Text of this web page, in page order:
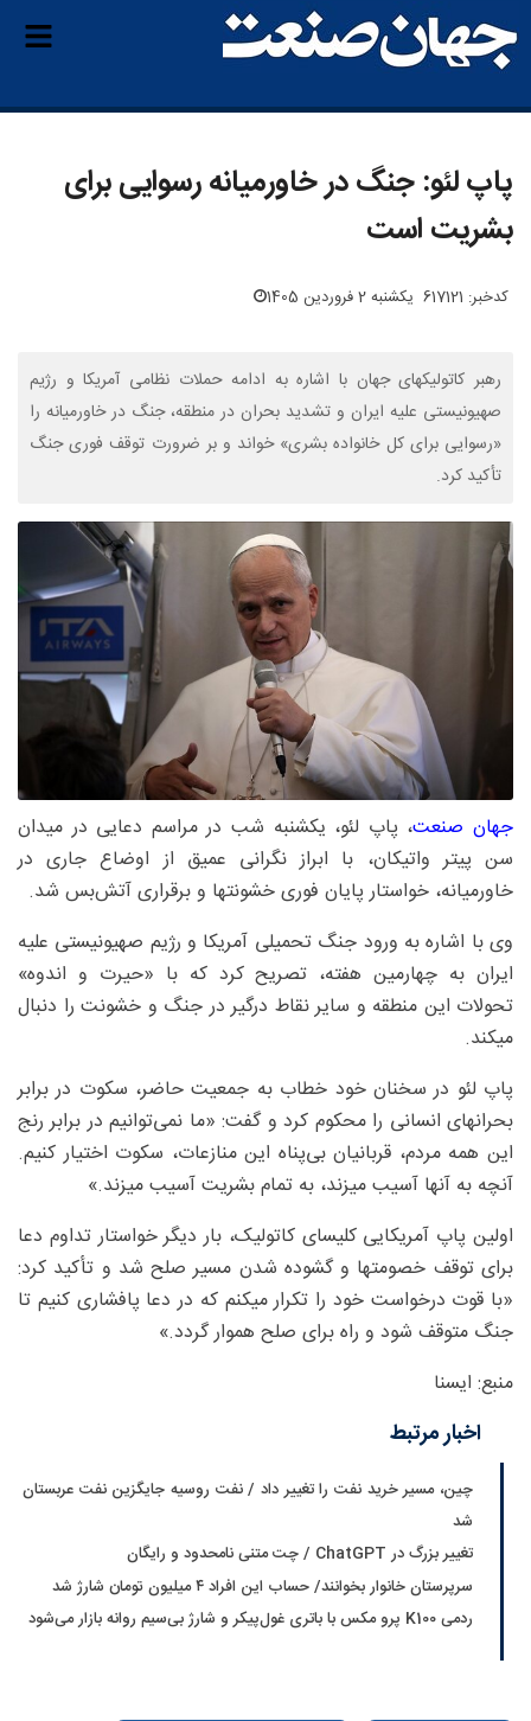
پاپ لئو: جنگ در خاورمیانه رسوایی برای
بشریت است
کدخبر: 617121 یکشنبه 2 فروردین 1405
رهبر کاتولیکهای جهان با اشاره به ادامه حملات نظامی آمریکا و رژیم
صهیونیستی علیه ایران و تشدید بحران در منطقه، جنگ در خاورمیانه را
«رسوایی برای کل خانواده بشری» خواند و بر ضرورت توقف فوری جنگ
تأکید کرد.
جهان صنعت، پاپ لئو، یکشنبه شب در مراسم دعایی در میدان
سن پیتر واتیکان، با ابراز نگرانی عمیق از اوضاع جاری در
خاورمیانه، خواستار پایان فوری خشونتها و برقراری آتش‌بس شد.
وی با اشاره به ورود جنگ تحمیلی آمریکا و رژیم صهیونیستی علیه
ایران به چهارمین هفته، تصریح کرد که با «حیرت و اندوه»
تحولات این منطقه و سایر نقاط درگیر در جنگ و خشونت را دنبال
میکند.
پاپ لئو در سخنان خود خطاب به جمعیت حاضر، سکوت در برابر
بحرانهای انسانی را محکوم کرد و گفت: «ما نمی‌توانیم در برابر رنج
این همه مردم، قربانیان بی‌پناه این منازعات، سکوت اختیار کنیم.
آنچه به آنها آسیب میزند، به تمام بشریت آسیب میزند.»
اولین پاپ آمریکایی کلیسای کاتولیک، بار دیگر خواستار تداوم دعا
برای توقف خصومتها و گشوده شدن مسیر صلح شد و تأکید کرد:
«با قوت درخواست خود را تکرار میکنم که در دعا پافشاری کنیم تا
جنگ متوقف شود و راه برای صلح هموار گردد.»
منبع: ایسنا
اخبار مرتبط
چین، مسیر خرید نفت را تغییر داد / نفت روسیه جایگزین نفت عربستان
شد
تغییر بزرگ در ChatGPT / چت متنی نامحدود و رایگان
سرپرستان خانوار بخوانند/ حساب این افراد ۴ میلیون تومان شارژ شد
ردمی K100 پرو مکس با باتری غول‌پیکر و شارژ بی‌سیم روانه بازار می‌شود